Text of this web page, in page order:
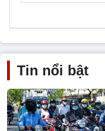
Tin nổi bật